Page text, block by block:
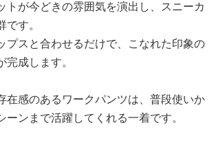
トが今どきの雰囲気を演出し、スニーカ
す。
プスと合わせるだけで、こなれた印象の
成します。
在感のあるワークパンツは、普段使いか
ーンまで活躍してくれる一着です。